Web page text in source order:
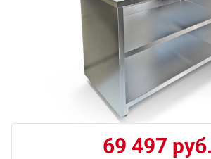
69 497 руб.